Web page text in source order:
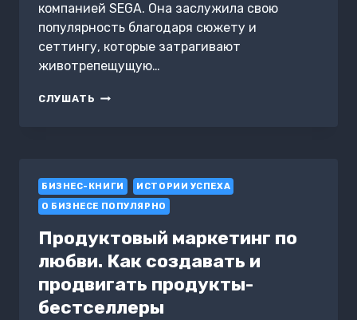
компанией SEGA. Она заслужила свою
популярность благодаря сюжету и
сеттингу, которые затрагивают
животрепещущую…
СЛУШАТЬ САГА
МИР
ЯПОНИИ
ПРЕВРАТИЛИ
В
ВИДЕОИГРУ
БИЗНЕС-КНИГИ
ИСТОРИИ УСПЕХА
О БИЗНЕСЕ ПОПУЛЯРНО
Продуктовый маркетинг по
любви. Как создавать и
продвигать продукты-
бестселлеры